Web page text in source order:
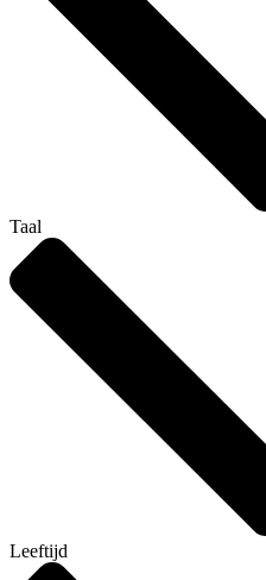
Taal
Leeftijd